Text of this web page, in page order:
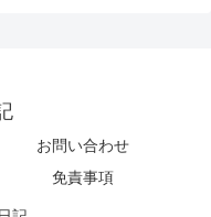
お問い合わせ
免責事項